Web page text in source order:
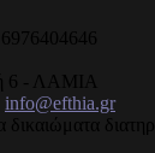
6976404646
6 - ΛΑΜΙΑ
info@efthia.gr